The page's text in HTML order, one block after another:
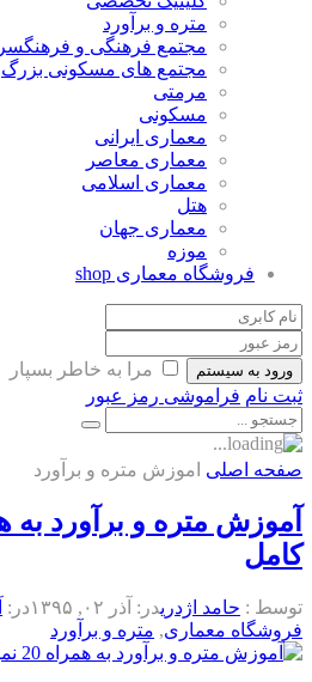
متره و برآورد
مجتمع فرهنگی و فرهنگسرا
مجتمع های مسکونی بزرگ
مرمتی
مسکونی
معماری ایرانی
معماری معاصر
معماری اسلامی
هتل
معماری جهان
موزه
فروشگاه معماری shop
ورود به سیستم
مرا به خاطر بسپار
ثبت نام فراموشی رمز عبور
صفحه اصلی اموزش متره و برآورد
کامل
توسط : حامد اژدریدر: آذر ۰۲, ۱۳۹۵ در:
فروشگاه معماری, متره و برآورد